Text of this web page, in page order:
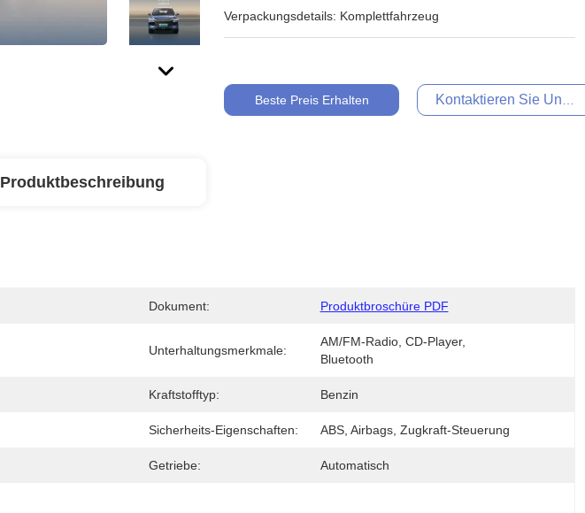
Verpackungsdetails: Komplettfahrzeug
Beste Preis Erhalten Kontaktieren Sie Uns
Produktbeschreibung
Dokument: Produktbroschüre PDF
Unterhaltungsmerkmale:
AM/FM-Radio, CD-Player,
Bluetooth
Kraftstofftyp: Benzin
Sicherheits-Eigenschaften: ABS, Airbags, Zugkraft-Steuerung
Getriebe: Automatisch